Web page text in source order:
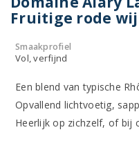
Fruitige rode
Smaakprofiel
Vol, verfijnd
Een blend van typische
Opvallend lichtvoetig,
Heerlijk op zichzelf, of bij